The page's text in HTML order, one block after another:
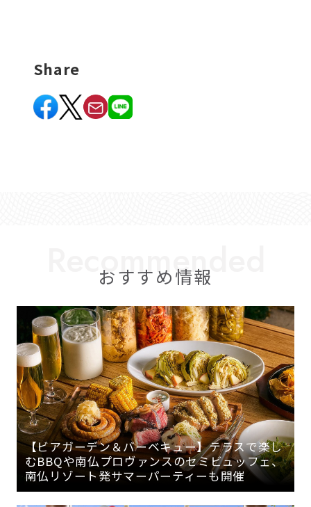
Share
おすすめ情報
【ビアガーデン＆バーベキュー】テラスで楽し
むBBQや南仏プロヴァンスのセミビュッフェ、
南仏リゾート発サマーパーティーも開催